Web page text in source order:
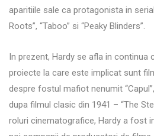
aparitiile sale ca protagonista in
Roots”, “Taboo” si “Peaky Blinders”.
In prezent, Hardy se afla in continua
proiecte la care este implicat sunt
despre fostul mafiot nenumit
dupa filmul clasic din 1941 – “The
roluri cinematografice, Hardy a fost